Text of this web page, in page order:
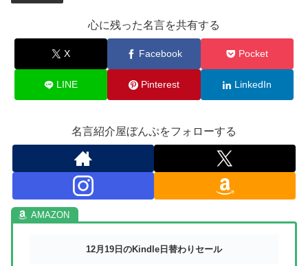
心に残った名言を共有する
X Facebook Pocket
LINE Pinterest LinkedIn
名言紹介屋ぼんぷをフォローする
12月19日のKindle日替わりセール